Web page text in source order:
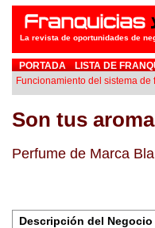
La revista de oportunidades de
PORTADA LISTA DE
Funcionamiento del sistema de
Son tus
Perfume de Marca
Descripción del Negocio